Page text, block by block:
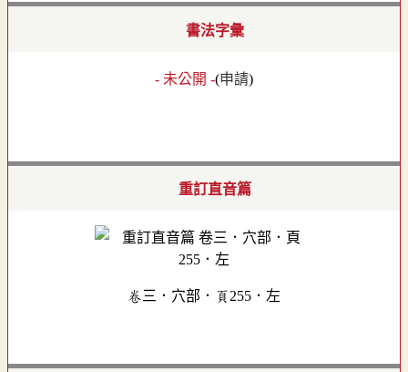
書法字彙
- 未公開 -(申請)
重訂直音篇
卷三．穴部．頁255．左